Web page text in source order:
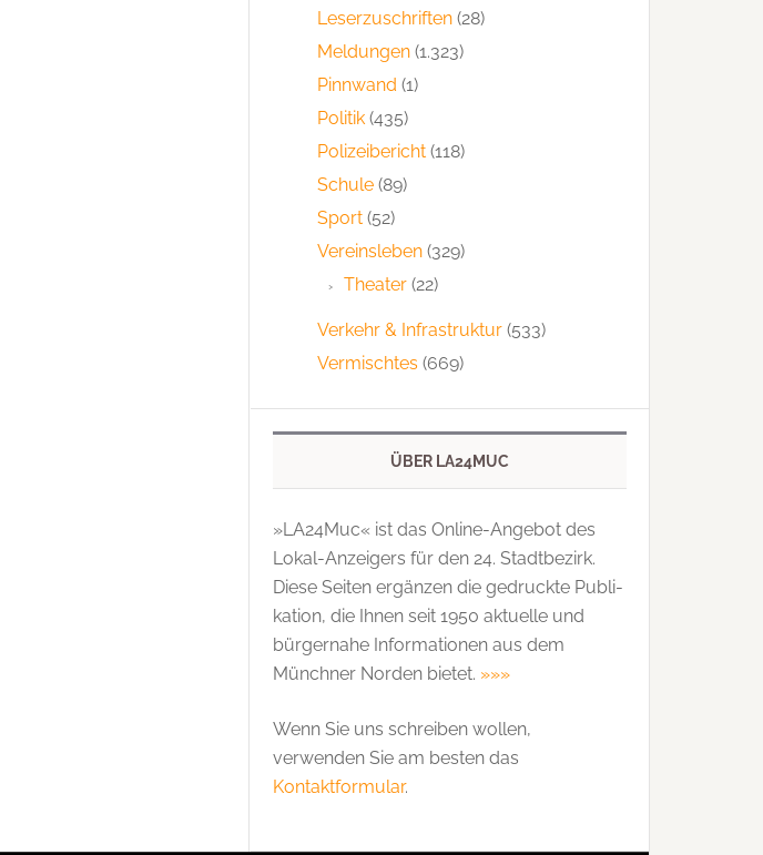
Leserzuschriften (28)
Meldungen (1.323)
Pinnwand (1)
Politik (435)
Polizeibericht (118)
Schule (89)
Sport (52)
Vereinsleben (329)
Theater (22)
Verkehr & Infrastruktur (533)
Vermischtes (669)
ÜBER LA24MUC
»LA24Muc« ist das Online-Angebot des
Lokal-Anzeigers für den 24. Stadtbezirk.
Diese Seiten ergänzen die gedruckte Publi­
kation, die Ihnen seit 1950 aktuelle und
bürgernahe Informationen aus dem
Münchner Norden bietet. »»»
Wenn Sie uns schreiben wollen,
verwenden Sie am besten das
Kontaktformular.